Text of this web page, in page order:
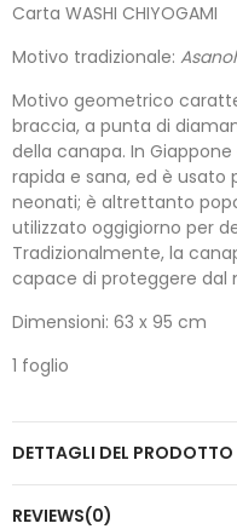
Carta WASHI CHIYOGAMI
Motivo tradizionale:
Motivo geometrico
braccia, a punta di
della canapa. In
rapida e sana, ed è usato
neonati; è altrettanto
utilizzato oggigiorno per
Tradizionalmente, la
capace di proteggere dal
Dimensioni: 63 x 95 cm
1 foglio
DETTAGLI DEL PRODOTTO
REVIEWS(0)